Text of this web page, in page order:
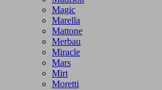
Magic
Marella
Mattone
Merbau
Miracle
Mars
Mirt
Moretti